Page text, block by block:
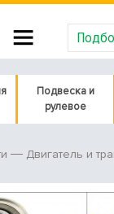
Подвеска и
рулевое
Двигатель и